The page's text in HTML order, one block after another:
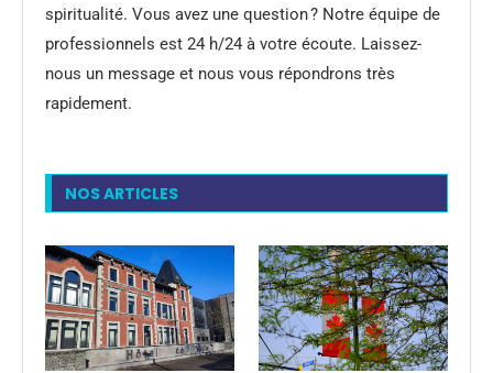
spiritualité. Vous avez une question ? Notre équipe de
professionnels est 24 h/24 à votre écoute. Laissez-
nous un message et nous vous répondrons très
rapidement.
NOS ARTICLES